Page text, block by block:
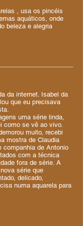
, usa os pincéis
aquáticos, onde
beleza e alegria
da internet. Isabel da
que eu precisava
uma série linda,
como se vê ao vivo.
muito, recebi
mostra de Claudia
companhia de Antonio
com a técnica
fora de série. A
série que
delicado,
numa aquarela para
do olhar.